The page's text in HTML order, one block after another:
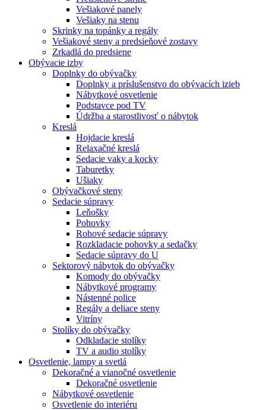
Vešiakové panely
Vešiaky na stenu
Skrinky na topánky a regály
Vešiakové steny a predsieňové zostavy
Zrkadlá do predsiene
Obývacie izby
Doplnky do obývačky
Doplnky a príslušenstvo do obývacích izieb
Nábytkové osvetlenie
Podstavce pod TV
Údržba a starostlivosť o nábytok
Kreslá
Hojdacie kreslá
Relaxačné kreslá
Sedacie vaky a kocky
Taburetky
Ušiaky
Obývačkové steny
Sedacie súpravy
Leňošky
Pohovky
Rohové sedacie súpravy
Rozkladacie pohovky a sedačky
Sedacie súpravy do U
Sektorový nábytok do obývačky
Komody do obývačky
Nábytkové programy
Nástenné police
Regály a deliace steny
Vitríny
Stolíky do obývačky
Odkladacie stolíky
TV a audio stolíky
Osvetlenie, lampy a svetlá
Dekoračné a vianočné osvetlenie
Dekoračné osvetlenie
Nábytkové osvetlenie
Osvetlenie do interiéru